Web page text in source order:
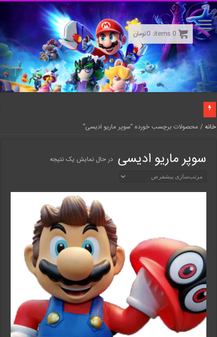
خانه / محصولات برچسب خورده “سوپر ماریو ادیسی”
سوپر ماریو ادیسی در حال نمایش یک نتیجه
0
items:
0تومان